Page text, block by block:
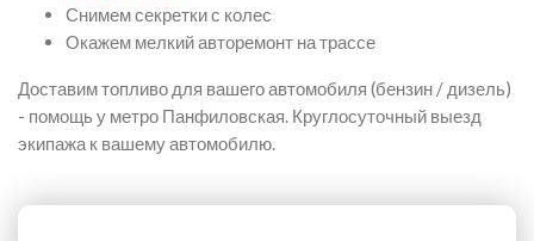
Снимем секретки с колес
Окажем мелкий авторемонт на трассе
Доставим топливо для вашего автомобиля (бензин / дизель)
- помощь у метро Панфиловская. Круглосуточный выезд
экипажа к вашему автомобилю.